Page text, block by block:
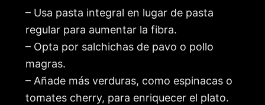
– Usa pasta integral en lugar de pasta
regular para aumentar la fibra.
– Opta por salchichas de pavo o pollo
magras.
– Añade más verduras, como espinacas o
tomates cherry, para enriquecer el plato.